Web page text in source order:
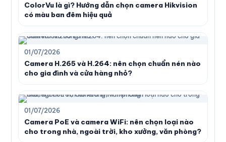
ColorVu là gì? Hướng dẫn chọn camera Hikvision
có màu ban đêm hiệu quả
01/07/2026
Camera H.265 và H.264: nên chọn chuẩn nén nào
cho gia đình và cửa hàng nhỏ?
01/07/2026
Camera PoE và camera WiFi: nên chọn loại nào
cho trong nhà, ngoài trời, kho xưởng, văn phòng?